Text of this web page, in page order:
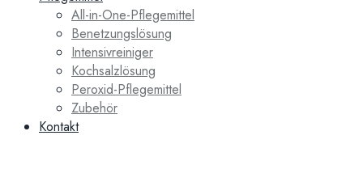
All-in-One-Pflegemittel
Benetzungslösung
Intensivreiniger
Kochsalzlösung
Peroxid-Pflegemittel
Zubehör
Kontakt